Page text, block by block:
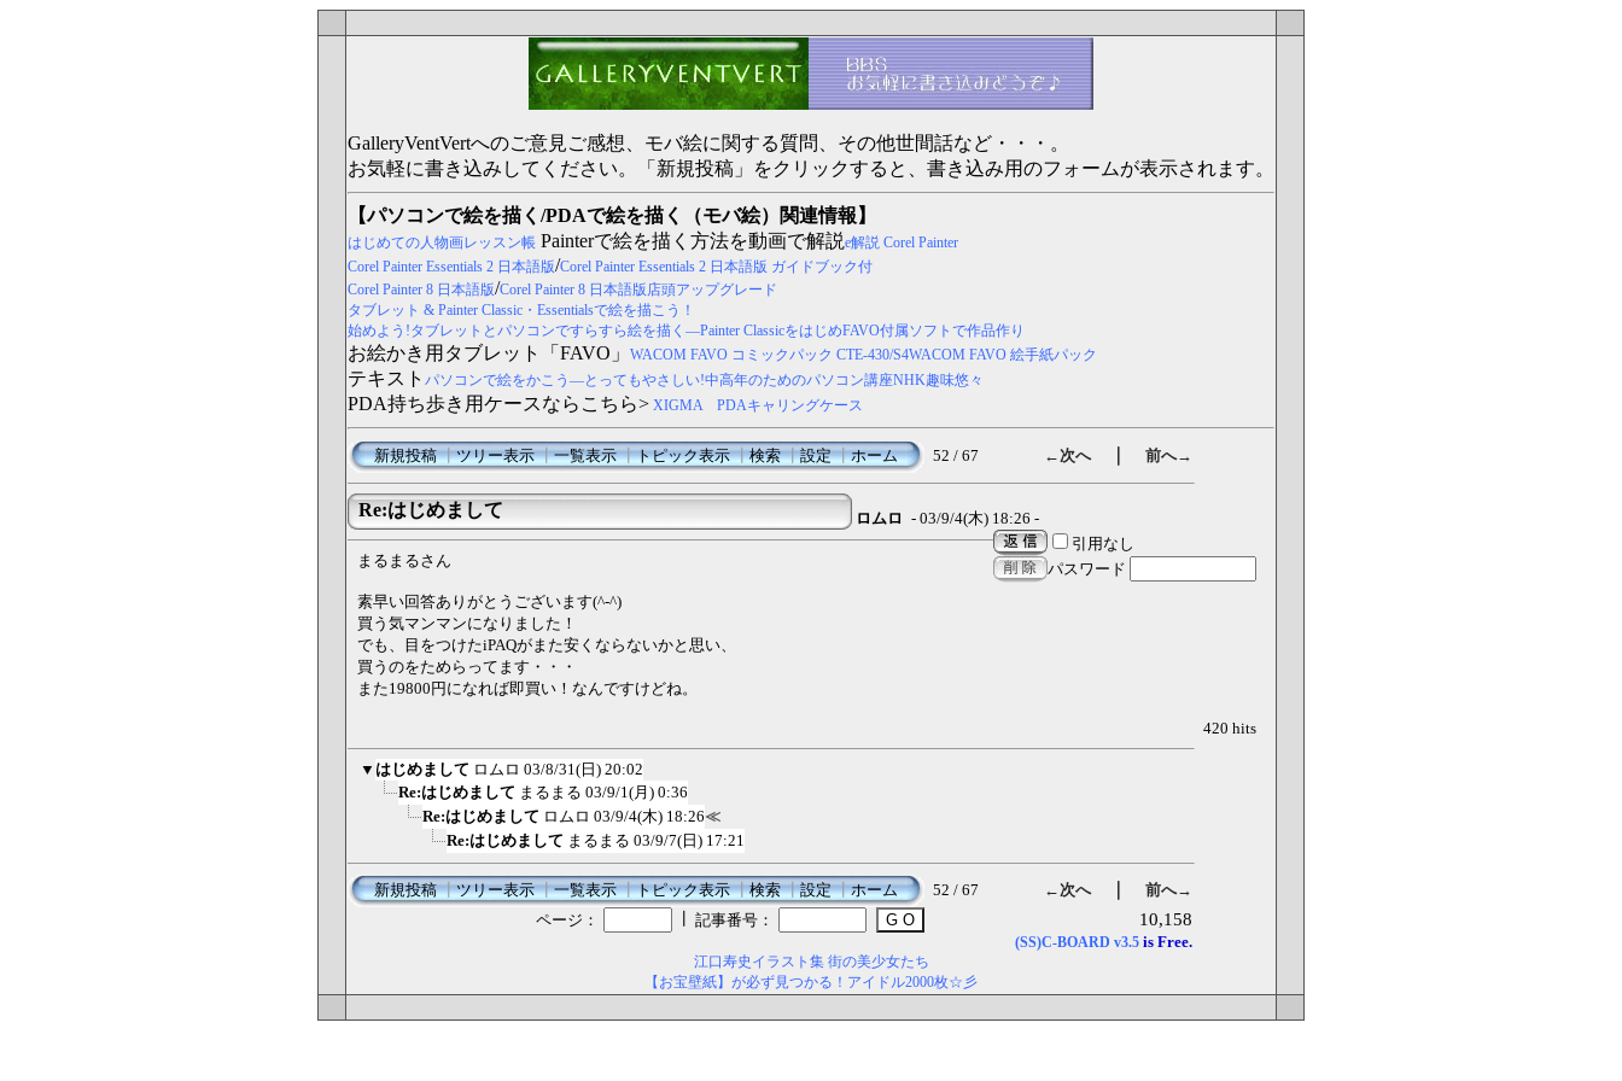
GalleryVentVertへのご意見ご感想、モバ絵に関する質問、その他世間話など・・・。
お気軽に書き込みしてください。「新規投稿」をクリックすると、書き込み用のフォームが表示されます。
【パソコンで絵を描く/PDAで絵を描く（モバ絵）関連情報】
はじめての人物画レッスン帳 Painterで絵を描く方法を動画で解説e解説 Corel Painter
Corel Painter Essentials 2 日本語版/Corel Painter Essentials 2 日本語版 ガイドブック付
Corel Painter 8 日本語版/Corel Painter 8 日本語版店頭アップグレード
タブレット & Painter Classic・Essentialsで絵を描こう！
始めよう!タブレットとパソコンですらすら絵を描く―Painter ClassicをはじめFAVO付属ソフトで作品作り
お絵かき用タブレット「FAVO」 WACOM FAVO コミックパック CTE-430/S4WACOM FAVO 絵手紙パック
テキスト パソコンで絵をかこう―とってもやさしい!中高年のためのパソコン講座NHK趣味悠々
PDA持ち歩き用ケースならこちら> XIGMA PDAキャリングケース
新規投稿┃ツリー表示┃一覧表示┃トピック表示┃検索┃設定┃ホーム 52 / 67 ←次へ｜ 前へ→
Re:はじめまして ロムロ - 03/9/4(木) 18:26 -
引用なし
パスワード
まるまるさん
素早い回答ありがとうございます(^-^)
買う気マンマンになりました！
でも、目をつけたiPAQがまた安くならないかと思い、
買うのをためらってます・・・
また19800円になれば即買い！なんですけどね。
420 hits
▼ はじめまして ロムロ 03/8/31(日) 20:02
Re:はじめまして まるまる 03/9/1(月) 0:36
Re:はじめまして ロムロ 03/9/4(木) 18:26≪
Re:はじめまして まるまる 03/9/7(日) 17:21
新規投稿┃ツリー表示┃一覧表示┃トピック表示┃検索┃設定┃ホーム 52 / 67 ←次へ｜ 前へ→
ページ：
記事番号： 10,158
(SS)C-BOARD v3.5 is Free.
江口寿史イラスト集 街の美少女たち
【お宝壁紙】が必ず見つかる！アイドル2000枚☆彡